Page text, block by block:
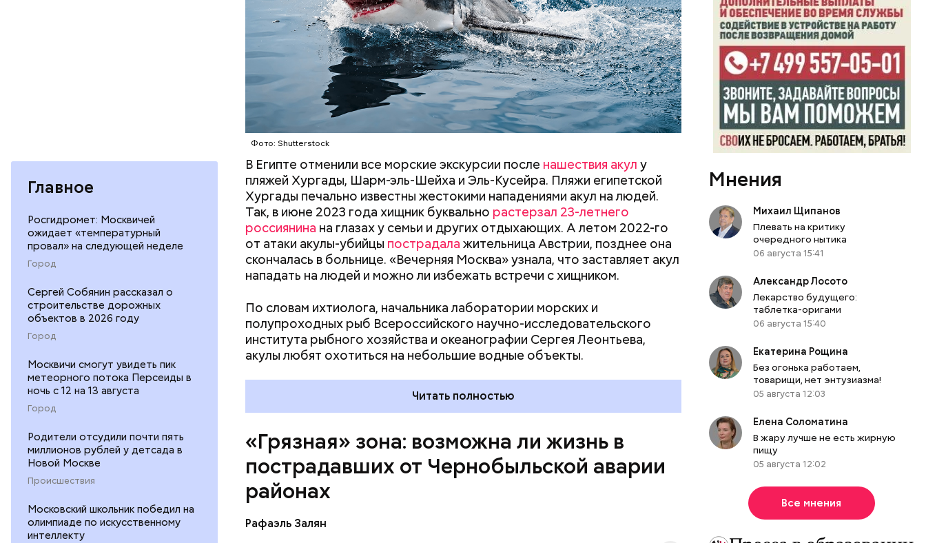
Главное
Росгидромет: Москвичей
ожидает «температурный
провал» на следующей неделе
Город
Сергей Собянин рассказал о
строительстве дорожных
объектов в 2026 году
Город
Москвичи смогут увидеть пик
метеорного потока Персеиды в
ночь с 12 на 13 августа
Город
Родители отсудили почти пять
миллионов рублей у детсада в
Новой Москве
Происшествия
Московский школьник победил на
олимпиаде по искусственному
интеллекту
Фото: Shutterstock
В Египте отменили все морские экскурсии после нашествия акул у
пляжей Хургады, Шарм-эль-Шейха и Эль-Кусейра. Пляжи египетской
Хургады печально известны жестокими нападениями акул на людей.
Так, в июне 2023 года хищник буквально растерзал 23-летнего
россиянина на глазах у семьи и других отдыхающих. А летом 2022-го
от атаки акулы-убийцы пострадала жительница Австрии, позднее она
скончалась в больнице. «Вечерняя Москва» узнала, что заставляет акул
нападать на людей и можно ли избежать встречи с хищником.
По словам ихтиолога, начальника лаборатории морских и
полупроходных рыб Всероссийского научно-исследовательского
института рыбного хозяйства и океанографии Сергея Леонтьева,
акулы любят охотиться на небольшие водные объекты.
Читать полностью
«Грязная» зона: возможна ли жизнь в
пострадавших от Чернобыльской аварии
районах
Рафаэль Залян
Так как расстояния большие, экскурсионные группы преодолевают
первые 15 километров на автобусе. Проезжают вглубь леса,
пробираясь по одичавшим местам, где начинается самая «грязная»
зона.
Мнения
Михаил Щипанов
Плевать на критику
очередного нытика
06 августа 15:41
Александр Лосото
Лекарство будущего:
таблетка-оригами
06 августа 15:40
Екатерина Рощина
Без огонька работаем,
товарищи, нет энтузиазма!
05 августа 12:03
Елена Соломатина
В жару лучше не есть жирную
пищу
05 августа 12:02
Все мнения